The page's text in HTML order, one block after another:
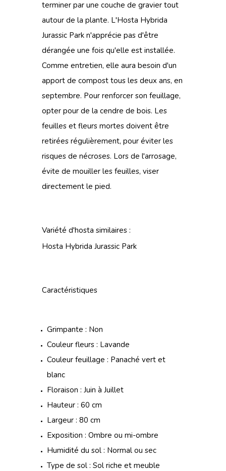
terminer par une couche de gravier tout
autour de la plante. L'Hosta Hybrida
Jurassic Park n'apprécie pas d'être
dérangée une fois qu'elle est installée.
Comme entretien, elle aura besoin d'un
apport de compost tous les deux ans, en
septembre. Pour renforcer son feuillage,
opter pour de la cendre de bois. Les
feuilles et fleurs mortes doivent être
retirées régulièrement, pour éviter les
risques de nécroses. Lors de l'arrosage,
évite de mouiller les feuilles, viser
directement le pied.
Variété d'hosta similaires :
Hosta Hybrida Jurassic Park
Caractéristiques
Grimpante : Non
Couleur fleurs : Lavande
Couleur feuillage : Panaché vert et
blanc
Floraison : Juin à Juillet
Hauteur : 60 cm
Largeur : 80 cm
Exposition : Ombre ou mi-ombre
Humidité du sol : Normal ou sec
Type de sol : Sol riche et meuble